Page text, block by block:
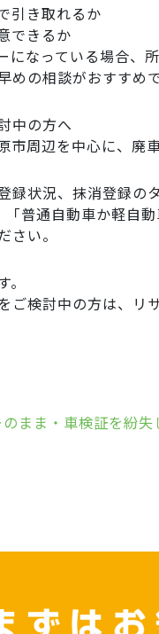
引き取れるか
できるか
になっている場合、
の相談がおすすめで
中の方へ
市周辺を中心に、廃
状況、抹消登録の
「普通自動車か軽自
い。
検討中の方は、リ
まま・車検証を紛